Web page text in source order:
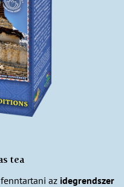
tea
az idegrendszer